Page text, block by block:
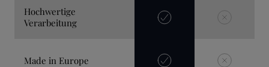
Hochwertige
Verarbeitung
Made in Europe